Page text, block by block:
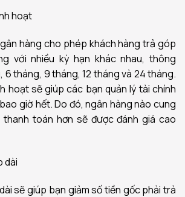
hoạt
hàng cho phép khách hàng trả góp
với nhiều kỳ hạn khác nhau, thông
6 tháng, 9 tháng, 12 tháng và 24 tháng.
hoạt sẽ giúp các bạn quản lý tài chính
giờ hết. Do đó, ngân hàng nào cung
thanh toán hơn sẽ được đánh giá cao
dài
sẽ giúp bạn giảm số tiền gốc phải trả